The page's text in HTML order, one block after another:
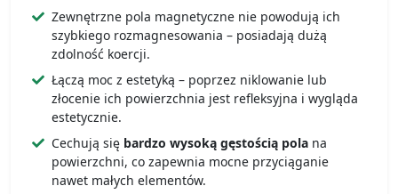
Zewnętrzne pola magnetyczne nie powodują ich
szybkiego rozmagnesowania – posiadają dużą
zdolność koercji.
Łączą moc z estetyką – poprzez niklowanie lub
złocenie ich powierzchnia jest refleksyjna i wygląda
estetycznie.
Cechują się bardzo wysoką gęstością pola na
powierzchni, co zapewnia mocne przyciąganie
nawet małych elementów.